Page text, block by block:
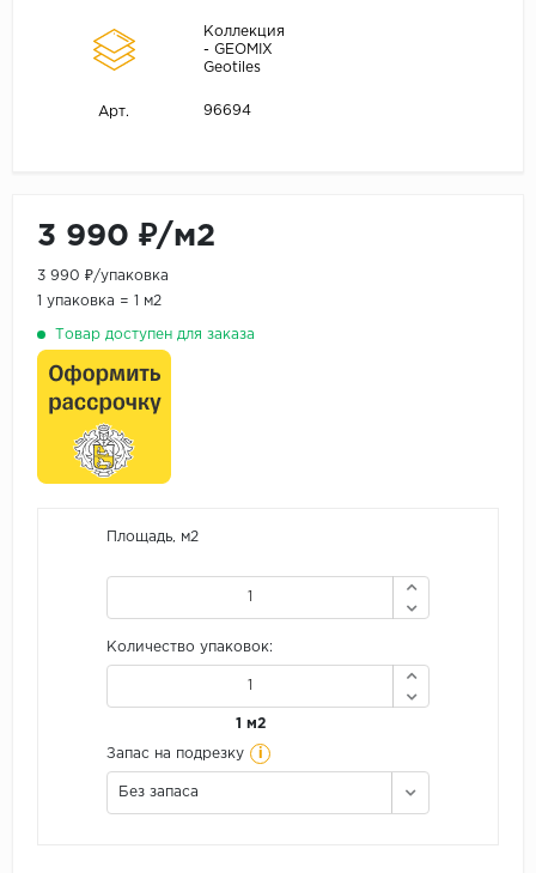
Коллекция
- GEOMIX
Geotiles
Арт. 96694
3 990 ₽/м2
3 990 ₽/упаковка
1 упаковка = 1 м2
Товар доступен для заказа
Площадь, м2
Количество упаковок:
1 м2
Запас на подрезку i
Без запаса